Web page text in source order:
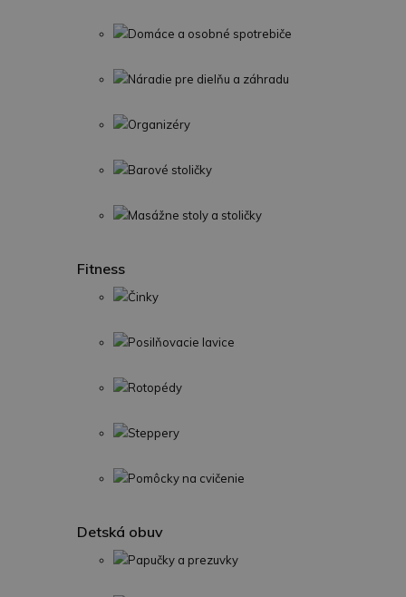
Domáce a osobné spotrebiče
Náradie pre dielňu a záhradu
Organizéry
Barové stoličky
Masážne stoly a stoličky
Fitness
Činky
Posilňovacie lavice
Rotopédy
Steppery
Pomôcky na cvičenie
Detská obuv
Papučky a prezuvky